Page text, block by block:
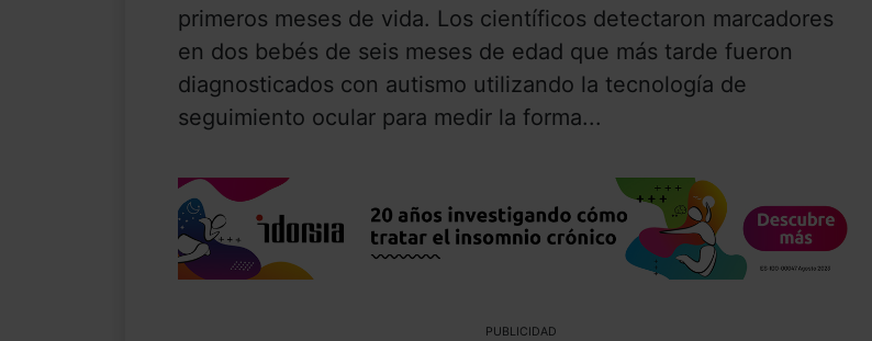
primeros meses de vida. Los científicos detectaron marcadores
en dos bebés de seis meses de edad que más tarde fueron
diagnosticados con autismo utilizando la tecnología de
seguimiento ocular para medir la forma...
PUBLICIDAD